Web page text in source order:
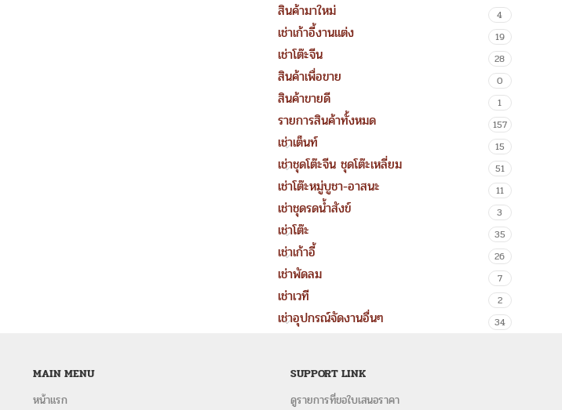
สินค้ามาใหม่ 4
เช่าเก้าอี้งานแต่ง 19
เช่าโต๊ะจีน 28
สินค้าเพื่อขาย 0
สินค้าขายดี 1
รายการสินค้าทั้งหมด 157
เช่าเต็นท์ 15
เช่าชุดโต๊ะจีน ชุดโต๊ะเหลี่ยม 51
เช่าโต๊ะหมู่บูชา-อาสนะ 11
เช่าชุดรดน้ำสังข์ 3
เช่าโต๊ะ 35
เช่าเก้าอี้ 26
เช่าพัดลม 7
เช่าเวที 2
เช่าอุปกรณ์จัดงานอื่นๆ 34
MAIN MENU
หน้าแรก
SUPPORT LINK
ดูรายการที่ขอใบเสนอราคา